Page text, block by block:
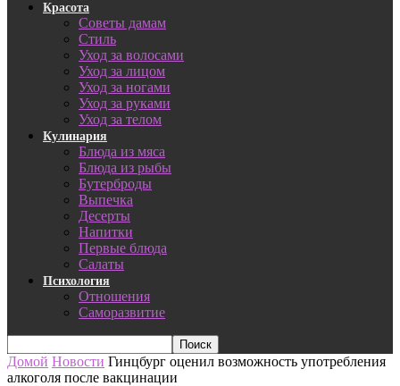
Красота
Советы дамам
Стиль
Уход за волосами
Уход за лицом
Уход за ногами
Уход за руками
Уход за телом
Кулинария
Блюда из мяса
Блюда из рыбы
Бутерброды
Выпечка
Десерты
Напитки
Первые блюда
Салаты
Психология
Отношения
Саморазвитие
Домой Новости Гинцбург оценил возможность употребления
алкоголя после вакцинации